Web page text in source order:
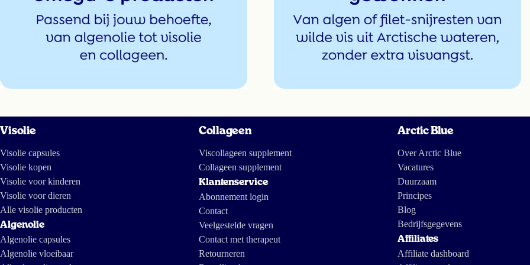
Visolie
Visolie capsules
Visolie kopen
Visolie voor kinderen
Visolie voor dieren
Alle visolie producten
Algenolie
Algenolie capsules
Algenolie vloeibaar
Collageen
Viscollageen supplement
Collageen supplement
Klantenservice
Abonnement login
Contact
Veelgestelde vragen
Contact met therapeut
Retourneren
Arctic Blue
Over Arctic Blue
Vacatures
Duurzaam
Principes
Blog
Bedrijfsgegevens
Affiliates
Affiliate dashboard